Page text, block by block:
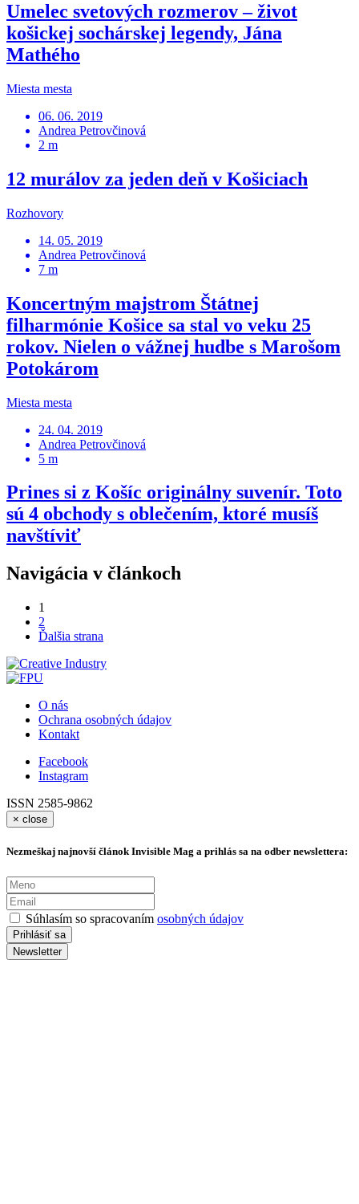
Umelec svetových rozmerov – život
košickej sochárskej legendy, Jána
Mathého
Miesta mesta
06. 06. 2019
Andrea Petrovčinová
2 m
12 murálov za jeden deň v Košiciach
Rozhovory
14. 05. 2019
Andrea Petrovčinová
7 m
Koncertným majstrom Štátnej
filharmónie Košice sa stal vo veku 25
rokov. Nielen o vážnej hudbe s Marošom
Potokárom
Miesta mesta
24. 04. 2019
Andrea Petrovčinová
5 m
Prines si z Košíc originálny suvenír. Toto
sú 4 obchody s oblečením, ktoré musíš
navštíviť
Navigácia v článkoch
1
2
Ďalšia strana
O nás
Ochrana osobných údajov
Kontakt
Facebook
Instagram
ISSN 2585-9862
× close
Nezmeškaj najnovší článok Invisible Mag a prihlás sa na odber newslettera:
Súhlasím so spracovaním osobných údajov
Newsletter